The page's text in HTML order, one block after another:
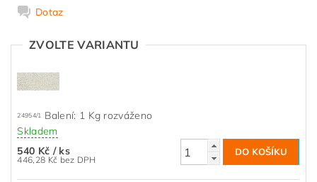
Dotaz
ZVOLTE VARIANTU
24954/1
Balení: 1 Kg rozváženo
Skladem
540 Kč / ks
446,28 Kč bez DPH